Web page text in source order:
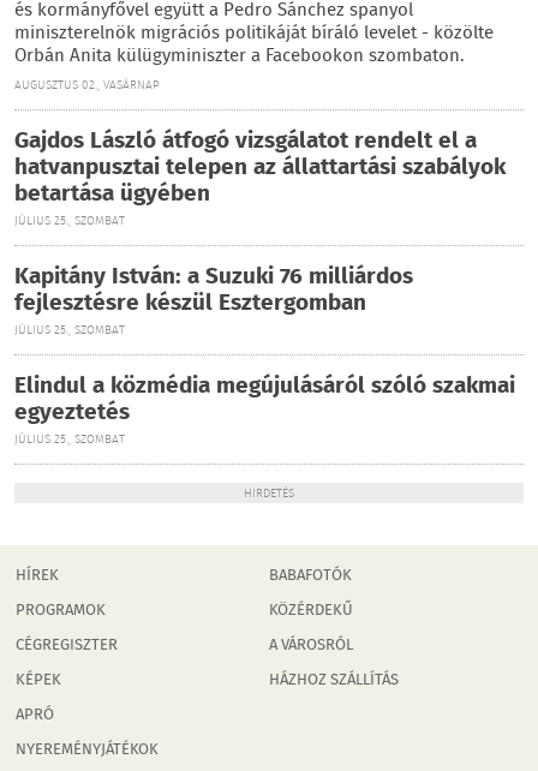
és kormányfővel együtt a Pedro Sánchez spanyol
miniszterelnök migrációs politikáját bíráló levelet - közölte
Orbán Anita külügyminiszter a Facebookon szombaton.
AUGUSZTUS 02., VASÁRNAP
Gajdos László átfogó vizsgálatot rendelt el a
hatvanpusztai telepen az állattartási szabályok
betartása ügyében
JÚLIUS 25., SZOMBAT
Kapitány István: a Suzuki 76 milliárdos
fejlesztésre készül Esztergomban
JÚLIUS 25., SZOMBAT
Elindul a közmédia megújulásáról szóló szakmai
egyeztetés
JÚLIUS 25., SZOMBAT
HIRDETÉS
HÍREK
PROGRAMOK
CÉGREGISZTER
KÉPEK
APRÓ
NYEREMÉNYJÁTÉKOK
BABAFOTÓK
KÖZÉRDEKŰ
A VÁROSRÓL
HÁZHOZ SZÁLLÍTÁS